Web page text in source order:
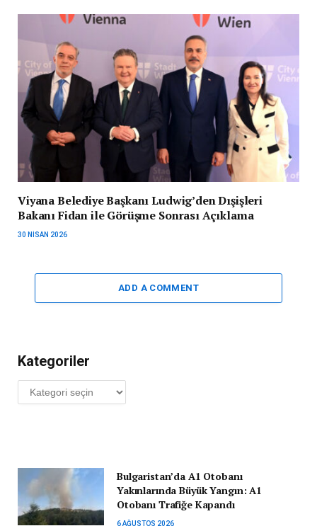
Viyana Belediye Başkanı Ludwig’den Dışişleri
Bakanı Fidan ile Görüşme Sonrası Açıklama
30 NISAN 2026
ADD A COMMENT
Kategoriler
Kategoriler
Bulgaristan’da A1 Otobanı
Yakınlarında Büyük Yangın: A1
Otobanı Trafiğe Kapandı
6 AĞUSTOS 2026